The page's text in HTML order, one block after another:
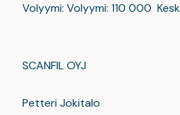
Volyymi: Volyymi: 110 000
SCANFIL OYJ
Petteri Jokitalo